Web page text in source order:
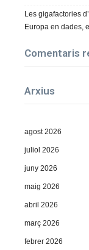
Les gigafactories
Europa en dades,
Comentaris
Arxius
agost 2026
juliol 2026
juny 2026
maig 2026
abril 2026
març 2026
febrer 2026